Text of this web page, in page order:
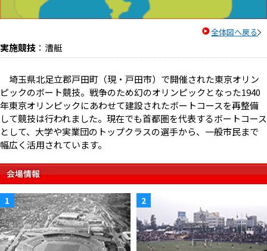
全体図へ戻る
実施競技 ：漕艇
埼玉県北足立郡戸田町（現・戸田市）で開催された東京オリン
ピックのボート競技。戦争のため幻のオリンピックとなった1940
年東京オリンピックにあわせて建設されたボートコースを再整備
して競技は行われました。現在でも首都圏を代表するボートコース
として、大学や実業団のトップクラスの選手から、一般市民まで
幅広く活用されています。
1 2